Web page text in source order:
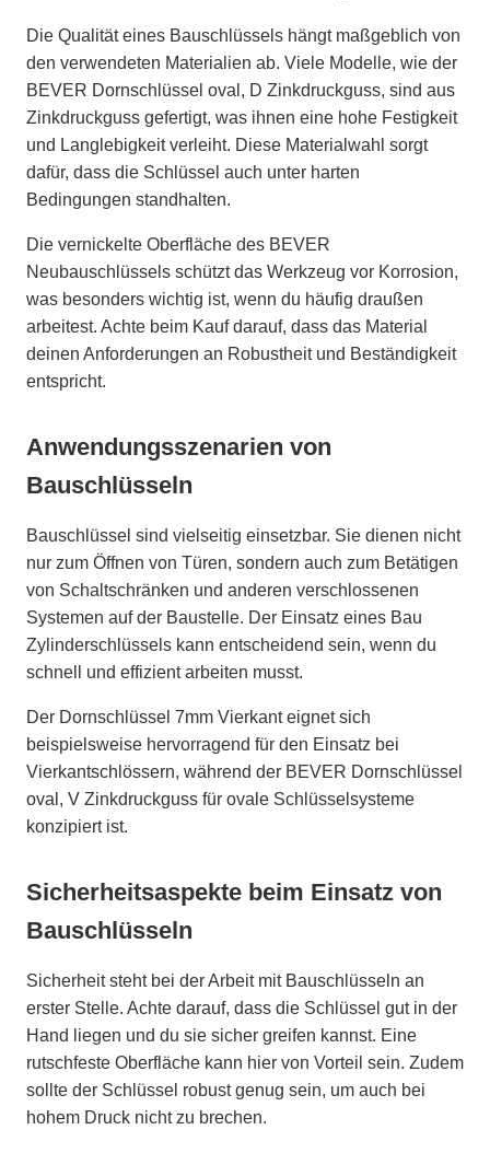
Die Qualität eines Bauschlüssels hängt maßgeblich von
den verwendeten Materialien ab. Viele Modelle, wie der
BEVER Dornschlüssel oval, D Zinkdruckguss, sind aus
Zinkdruckguss gefertigt, was ihnen eine hohe Festigkeit
und Langlebigkeit verleiht. Diese Materialwahl sorgt
dafür, dass die Schlüssel auch unter harten
Bedingungen standhalten.
Die vernickelte Oberfläche des BEVER
Neubauschlüssels schützt das Werkzeug vor Korrosion,
was besonders wichtig ist, wenn du häufig draußen
arbeitest. Achte beim Kauf darauf, dass das Material
deinen Anforderungen an Robustheit und Beständigkeit
entspricht.
Anwendungsszenarien von
Bauschlüsseln
Bauschlüssel sind vielseitig einsetzbar. Sie dienen nicht
nur zum Öffnen von Türen, sondern auch zum Betätigen
von Schaltschränken und anderen verschlossenen
Systemen auf der Baustelle. Der Einsatz eines Bau
Zylinderschlüssels kann entscheidend sein, wenn du
schnell und effizient arbeiten musst.
Der Dornschlüssel 7mm Vierkant eignet sich
beispielsweise hervorragend für den Einsatz bei
Vierkantschlössern, während der BEVER Dornschlüssel
oval, V Zinkdruckguss für ovale Schlüsselsysteme
konzipiert ist.
Sicherheitsaspekte beim Einsatz von
Bauschlüsseln
Sicherheit steht bei der Arbeit mit Bauschlüsseln an
erster Stelle. Achte darauf, dass die Schlüssel gut in der
Hand liegen und du sie sicher greifen kannst. Eine
rutschfeste Oberfläche kann hier von Vorteil sein. Zudem
sollte der Schlüssel robust genug sein, um auch bei
hohem Druck nicht zu brechen.